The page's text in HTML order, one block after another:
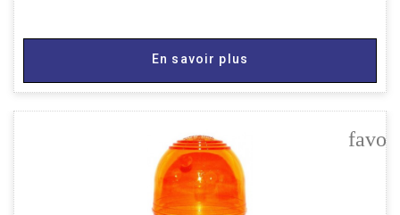
En savoir plus